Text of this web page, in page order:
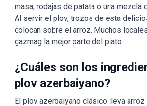
masa, rodajas de patata o una mezcla
Al servir el plov, trozos de esta
colocan sobre el arroz. Muchos
gazmag la mejor parte del plato.
¿Cuáles son los
plov azerbaiyano?
El plov azerbaiyano clásico lleva arroz